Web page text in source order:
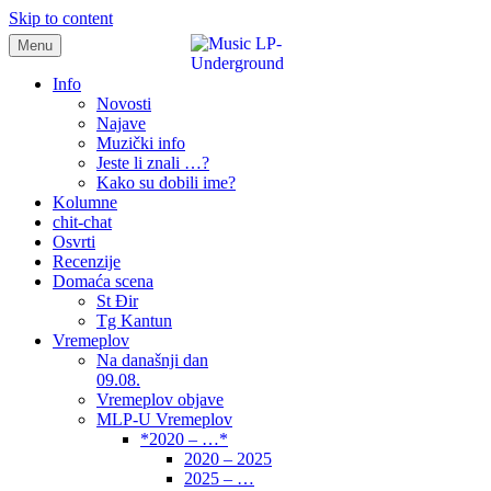
Skip to content
samo muzika i …..
Menu
Info
Novosti
Najave
Muzički info
Jeste li znali …?
Kako su dobili ime?
Kolumne
chit-chat
Osvrti
Recenzije
Domaća scena
St Đir
Tg Kantun
Vremeplov
Na današnji dan
09.08.
Vremeplov objave
MLP-U Vremeplov
*2020 – …*
2020 – 2025
2025 – …